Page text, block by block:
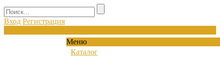
Вход Регистрация
Меню
Каталог